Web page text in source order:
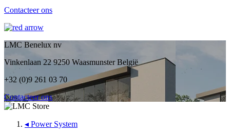
Contacteer ons
LMC Benelux nv
Vinkenlaan 22 9250 Waasmunster België
+32 (0)9 261 03 70
Contacteer ons
◂ Power System